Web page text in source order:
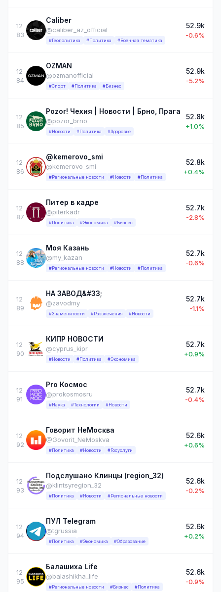
12
83
Caliber
@caliber_az_official
#Геополитика #Политика #Военная тематика
52.9k
-0.6%
12
84
OZMAN
@ozmanofficial
#Спорт #Политика #Бизнес
52.9k
-5.2%
12
85
Pozor! Чехия | Новости | Брно, Прага
@pozor_brno
#Новости #Политика #Здоровье
52.8k
+1.0%
12
86
@kemerovo_smi
@kemerovo_smi
#Региональные новости #Новости #Политика
52.8k
+0.4%
12
87
Питер в кадре
@piterkadr
#Политика #Экономика #Бизнес
52.7k
-2.8%
12
88
Моя Казань
@my_kazan
#Региональные новости #Новости #Политика
52.7k
-0.6%
12
89
НА ЗАВОД&#33;
@zavodmy
#Знаменитости #Развлечения #Новости
52.7k
-1.1%
12
90
КИПР НОВОСТИ
@cyprus_kipr
#Новости #Политика #Экономика
52.7k
+0.9%
12
91
Pro Космос
@prokosmosru
#Наука #Технологии #Новости
52.7k
-0.4%
12
92
Говорит НеМосква
@Govorit_NeMoskva
#Политика #Новости #Госуслуги
52.6k
+0.6%
12
93
Подслушано Клинцы (region_32)
@klintsyregion_32
#Политика #Новости #Региональные новости
52.6k
-0.2%
12
94
ПУЛ Telegram
@tgrussia
#Политика #Экономика #Образование
52.6k
+0.2%
12
95
Балашиха Life
@balashikha_life
#Региональные новости #Бизнес #Политика
52.6k
-0.9%